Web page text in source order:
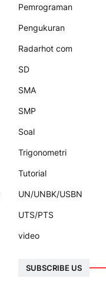
Pemrograman
Pengukuran
Radarhot com
SD
SMA
SMP
Soal
Trigonometri
Tutorial
UN/UNBK/USBN
UTS/PTS
video
SUBSCRIBE US